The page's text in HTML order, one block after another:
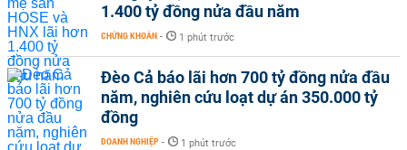
1.400 tỷ đồng nửa đầu năm
CHỨNG KHOÁN - 1 phút trước
Đèo Cả báo lãi hơn 700 tỷ đồng nửa đầu
năm, nghiên cứu loạt dự án 350.000 tỷ
đồng
DOANH NGHIỆP - 1 phút trước